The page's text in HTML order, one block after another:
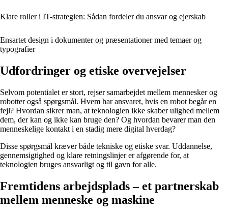
Klare roller i IT-strategien: Sådan fordeler du ansvar og ejerskab
Ensartet design i dokumenter og præsentationer med temaer og
typografier
Udfordringer og etiske overvejelser
Selvom potentialet er stort, rejser samarbejdet mellem mennesker og
robotter også spørgsmål. Hvem har ansvaret, hvis en robot begår en
fejl? Hvordan sikrer man, at teknologien ikke skaber ulighed mellem
dem, der kan og ikke kan bruge den? Og hvordan bevarer man den
menneskelige kontakt i en stadig mere digital hverdag?
Disse spørgsmål kræver både tekniske og etiske svar. Uddannelse,
gennemsigtighed og klare retningslinjer er afgørende for, at
teknologien bruges ansvarligt og til gavn for alle.
Fremtidens arbejdsplads – et partnerskab
mellem menneske og maskine